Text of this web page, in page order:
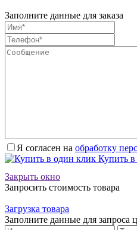
Заполните данные для заказа
Я согласен на обработку
Купить
Закрыть окно
Запросить стоимость товара
Загрузка товара
Заполните данные для запроса